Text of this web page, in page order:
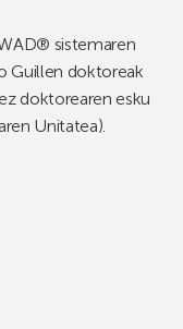
sistemaren
Guillen doktoreak
doktorearen esku
Unitatea).